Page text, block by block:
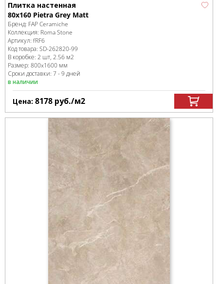
Плитка настенная
80x160 Pietra Grey Matt
Бренд: FAP Ceramiche
Коллекция: Roma Stone
Артикул: fRF6
Код товара: SD-262820-99
В коробке: 2 шт, 2.56 м2
Размер: 800x1600 мм
Сроки доставки: 7 - 9 дней
в наличии
Цена: 8178 руб./м2